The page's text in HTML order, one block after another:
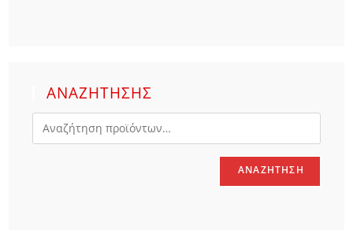
ΑΝΑΖΗΤΗΣΗΣ
ΑΝΑΖΉΤΗΣΗ